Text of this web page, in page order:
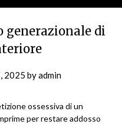
generazionale di
2025 byadmin
ossessiva di un
per restare addosso